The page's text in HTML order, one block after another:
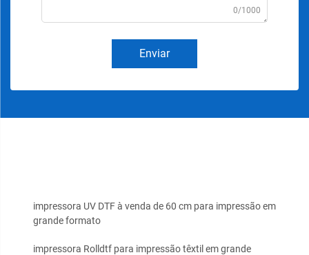
0/1000
Enviar
impressora UV DTF à venda de 60 cm para impressão em
grande formato
impressora Rolldtf para impressão têxtil em grande